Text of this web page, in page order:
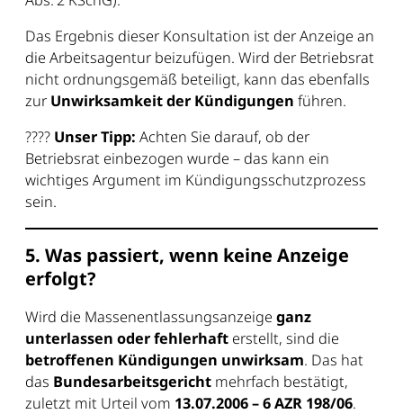
Das Ergebnis dieser Konsultation ist der Anzeige an
die Arbeitsagentur beizufügen. Wird der Betriebsrat
nicht ordnungsgemäß beteiligt, kann das ebenfalls
zur Unwirksamkeit der Kündigungen führen.
???? Unser Tipp: Achten Sie darauf, ob der
Betriebsrat einbezogen wurde – das kann ein
wichtiges Argument im Kündigungsschutzprozess
sein.
5. Was passiert, wenn keine Anzeige
erfolgt?
Wird die Massenentlassungsanzeige ganz
unterlassen oder fehlerhaft erstellt, sind die
betroffenen Kündigungen unwirksam. Das hat
das Bundesarbeitsgericht mehrfach bestätigt,
zuletzt mit Urteil vom 13.07.2006 – 6 AZR 198/06.